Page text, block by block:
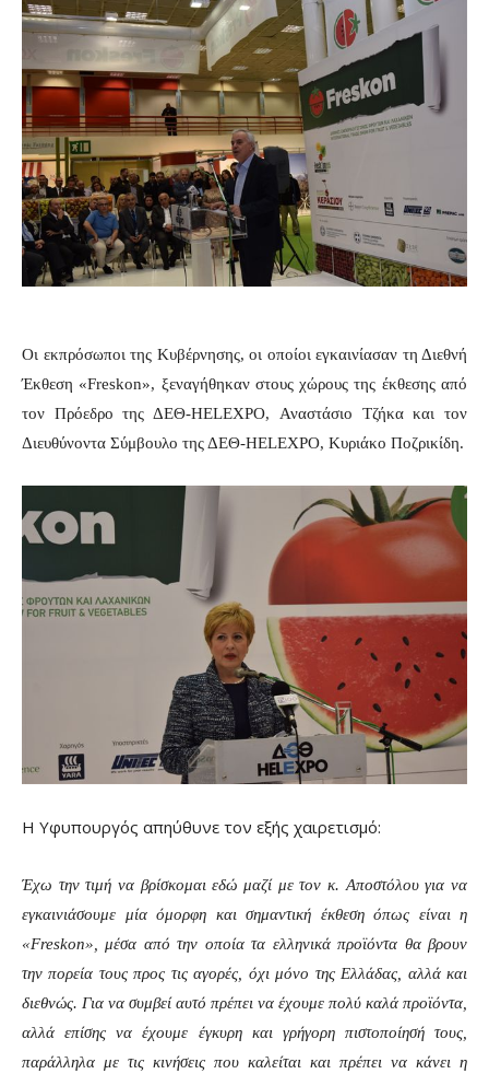
Οι εκπρόσωποι της Κυβέρνησης, οι οποίοι εγκαινίασαν τη Διεθνή
Έκθεση «Freskon», ξεναγήθηκαν στους χώρους της έκθεσης από
τον Πρόεδρο της ΔΕΘ-HELEXPO, Αναστάσιο Τζήκα και τον
Διευθύνοντα Σύμβουλο της ΔΕΘ-HELEXPO, Κυριάκο Ποζρικίδη.
Η Υφυπουργός απηύθυνε τον εξής χαιρετισμό:
Έχω την τιμή να βρίσκομαι εδώ μαζί με τον κ. Αποστόλου για να
εγκαινιάσουμε μία όμορφη και σημαντική έκθεση όπως είναι η
«Freskon», μέσα από την οποία τα ελληνικά προϊόντα θα βρουν
την πορεία τους προς τις αγορές, όχι μόνο της Ελλάδας, αλλά και
διεθνώς. Για να συμβεί αυτό πρέπει να έχουμε πολύ καλά προϊόντα,
αλλά επίσης να έχουμε έγκυρη και γρήγορη πιστοποίησή τους,
παράλληλα με τις κινήσεις που καλείται και πρέπει να κάνει η